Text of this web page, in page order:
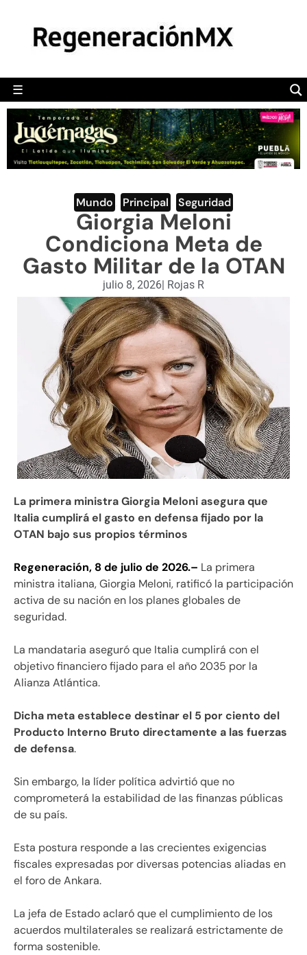
☰
POLÍTICA
CAMALEÓN
OPINIÓN
DEPORTES
ENGLISH SECTION
VIDEOS
Mundo Principal Seguridad
Giorgia Meloni
Condiciona Meta de
Gasto Militar de la OTAN
julio 8, 2026| Rojas R
La primera ministra Giorgia Meloni asegura que
Italia cumplirá el gasto en defensa fijado por la
OTAN bajo sus propios términos
Regeneración, 8 de julio de 2026.– La primera
ministra italiana, Giorgia Meloni, ratificó la participación
activa de su nación en los planes globales de
seguridad.
La mandataria aseguró que Italia cumplirá con el
objetivo financiero fijado para el año 2035 por la
Alianza Atlántica.
Dicha meta establece destinar el 5 por ciento del
Producto Interno Bruto directamente a las fuerzas
de defensa.
Sin embargo, la líder política advirtió que no
comprometerá la estabilidad de las finanzas públicas
de su país.
Esta postura responde a las crecientes exigencias
fiscales expresadas por diversas potencias aliadas en
el foro de Ankara.
La jefa de Estado aclaró que el cumplimiento de los
acuerdos multilaterales se realizará estrictamente de
forma sostenible.